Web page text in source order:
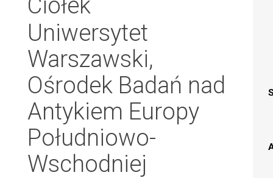
Uniwersytet
Warszawski,
Ośrodek Badań nad
Antykiem Europy
Południowo-
Wschodniej